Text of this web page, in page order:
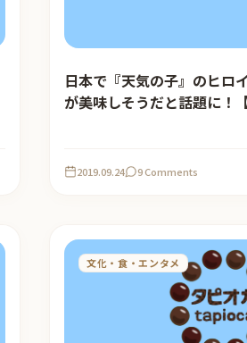
日本で『天気の子』のヒロ
が美味しそうだと話題に！
2019.09.24 9 Comments
文化・食・エンタメ